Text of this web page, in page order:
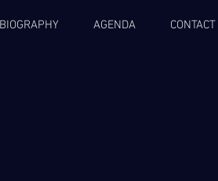
BIOGRAPHY AGENDA CONTACT